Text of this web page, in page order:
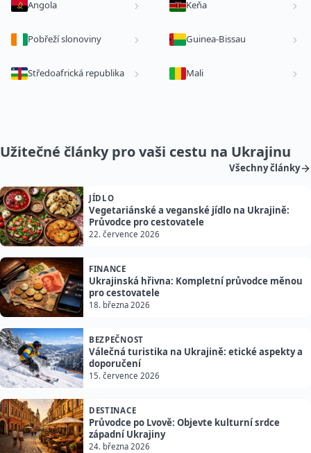
Angola Keňa
Pobřeží slonoviny Guinea-Bissau
Středoafrická republika Mali
Užitečné články pro vaši cestu na Ukrajinu
Všechny články
JÍDLO
Vegetariánské a veganské jídlo na Ukrajině:
Průvodce pro cestovatele
22. července 2026
FINANCE
Ukrajinská hřivna: Kompletní průvodce měnou
pro cestovatele
18. března 2026
BEZPEČNOST
Válečná turistika na Ukrajině: etické aspekty a
doporučení
15. července 2026
DESTINACE
Průvodce po Lvově: Objevte kulturní srdce
západní Ukrajiny
24. března 2026